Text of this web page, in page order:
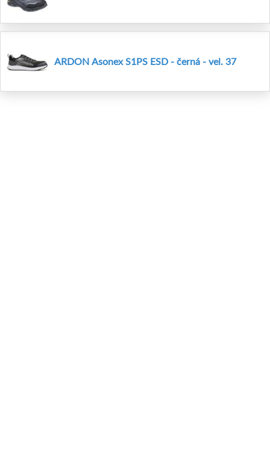
ARDON Asonex S1PS ESD - černá - vel. 37